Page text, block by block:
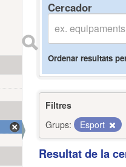
Cercador
Ordenar resultats
Filtres
Grups:
Esport
Resultat de la